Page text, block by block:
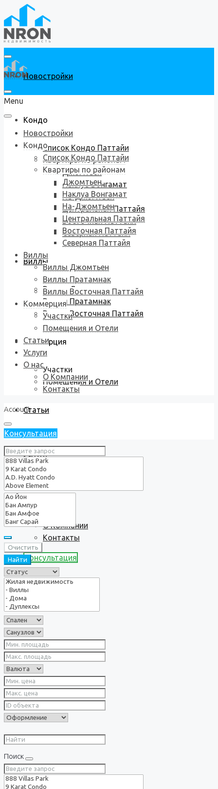
Новостройки
Кондо
Список Кондо Паттайи
Квартиры по районам
Джомтьен
Наклуа Вонгамат
На-Джомтьен
Центральная Паттайя
Восточная Паттайя
Северная Паттайя
Виллы
Виллы Джомтьен
Виллы Пратамнак
Виллы Восточная Паттайя
Коммерция
Участки
Помещения и Отели
Статьи
Услуги
О нас
О Компании
Контакты
Консультация
Menu
Новостройки
Кондо
Список Кондо Паттайи
Квартиры по районам
Джомтьен
Наклуа Вонгамат
На-Джомтьен
Центральная Паттайя
Восточная Паттайя
Северная Паттайя
Виллы
Виллы Джомтьен
Виллы Пратамнак
Виллы Восточная Паттайя
Коммерция
Участки
Помещения и Отели
Статьи
Услуги
О нас
О Компании
Контакты
Account
Консультация
Очистить
Найти
Поиск